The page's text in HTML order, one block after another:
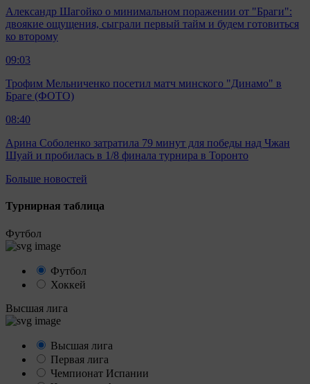
Александр Шагойко о минимальном поражении от "Браги":
двоякие ощущения, сыграли первый тайм и будем готовиться
ко второму
09:03
Трофим Мельниченко посетил матч минского "Динамо" в
Браге (ФОТО)
08:40
Арина Соболенко затратила 79 минут для победы над Чжан
Шуай и пробилась в 1/8 финала турнира в Торонто
Больше новостей
Турнирная таблица
Футбол
Футбол
Хоккей
Высшая лига
Высшая лига
Первая лига
Чемпионат Испании